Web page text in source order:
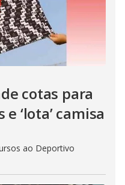
cotas para
‘lota’ camisa
ao Deportivo